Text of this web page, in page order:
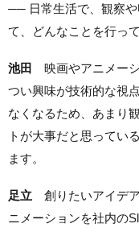
── 日常生活で、観察
て、どんなことを行っ
池田
映画やアニメー
つい興味が技術的な視
なくなるため、あまり
トが大事だと思ってい
ます。
足立 創りたいアイデ
ニメーションを社内の